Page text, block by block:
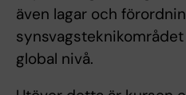
även lagar och
global nivå.